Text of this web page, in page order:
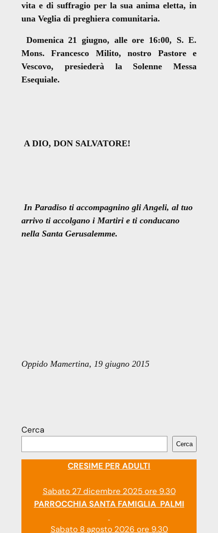
vita e di suffragioper la sua anima eletta, in
una Veglia di preghiera comunitaria.
Domenica 21 giugno, alle ore 16:00, S. E.
Mons. Francesco Milito, nostro Pastore e
Vescovo, presiederà la Solenne Messa
Esequiale.
A DIO, DON SALVATORE!
In Paradiso ti accompagnino gli Angeli, al tuo
arrivo ti accolgano i Martiri e ti conducano
nella Santa Gerusalemme.
Oppido Mamertina, 19 giugno 2015
Cerca
Cerca
CRESIME PER ADULTI
Sabato 27 dicembre 2025 ore 9.30
PARROCCHIA SANTA FAMIGLIA PALMI
Sabato 8 agosto 2026 ore 9.30